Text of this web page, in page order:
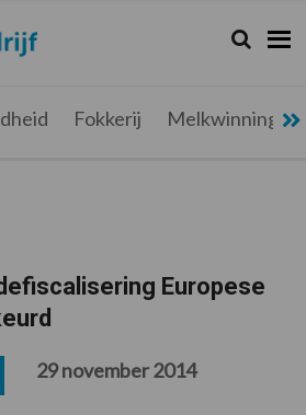
Zoeken...
Zoek
Fokkerij Melkwinning
Europese
29 november 2014